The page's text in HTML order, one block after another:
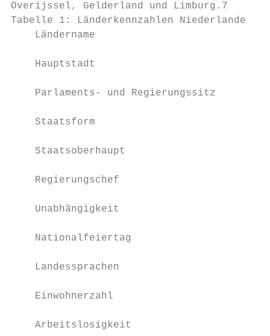
Overijssel, Gelderland und Limburg.7
Tabelle 1: Länderkennzahlen Niederlande
Ländername
Hauptstadt
Parlaments- und Regierungssitz
Staatsform
Staatsoberhaupt
Regierungschef
Unabhängigkeit
Nationalfeiertag
Landessprachen
Einwohnerzahl
Arbeitslosigkeit